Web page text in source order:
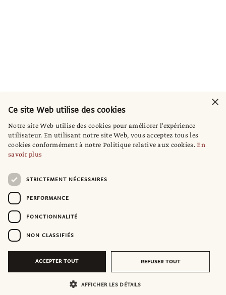
×
Ce site Web utilise des cookies
Notre site Web utilise des cookies pour améliorer l'expérience
utilisateur. En utilisant notre site Web, vous acceptez tous les
cookies conformément à notre Politique relative aux cookies.En
savoir plus
STRICTEMENT NÉCESSAIRES
PERFORMANCE
FONCTIONNALITÉ
NON CLASSIFIÉS
ACCEPTER TOUT REFUSER TOUT
AFFICHER LES DÉTAILS